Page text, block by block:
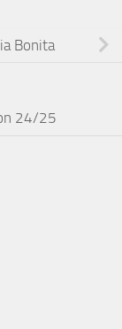
Bonita
24/25